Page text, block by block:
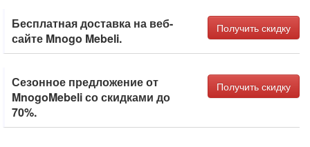
Бесплатная доставка на веб-
сайте Mnogo Mebeli.
Получить скидку
Сезонное предложение от
MnogoMebeli со скидками до
70%.
Получить скидку